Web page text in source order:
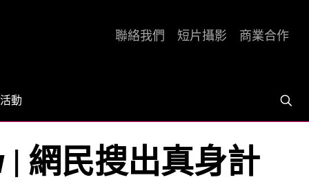
活動
聯絡我們 短片攝影 商業合作
| 網民搜出真身計